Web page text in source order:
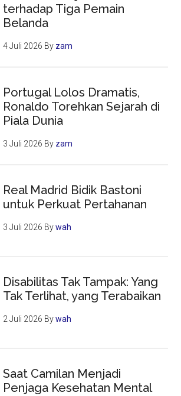
terhadap Tiga Pemain
Belanda
4 Juli 2026 By zam
Portugal Lolos Dramatis,
Ronaldo Torehkan Sejarah di
Piala Dunia
3 Juli 2026 By zam
Real Madrid Bidik Bastoni
untuk Perkuat Pertahanan
3 Juli 2026 Bywah
Disabilitas Tak Tampak: Yang
Tak Terlihat, yang Terabaikan
2 Juli 2026 Bywah
Saat Camilan Menjadi
Penjaga Kesehatan Mental